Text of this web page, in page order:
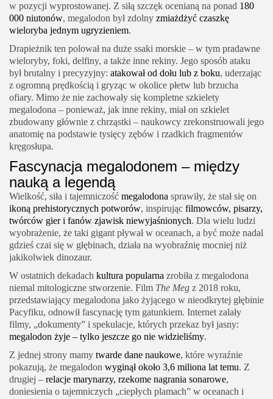
w pozycji wyprostowanej. Z siłą szczęk ocenianą na ponad 180
000 niutonów, megalodon był zdolny zmiażdżyć czaszkę
wieloryba jednym ugryzieniem.
Drapieżnik ten polował na duże ssaki morskie – w tym pradawne
wieloryby, foki, delfiny, a także inne rekiny. Jego sposób ataku
był brutalny i precyzyjny: atakował od dołu lub z boku, uderzając
z ogromną prędkością i gryząc w okolice płetw lub brzucha
ofiary. Mimo że nie zachowały się kompletne szkielety
megalodona – ponieważ, jak inne rekiny, miał on szkielet
zbudowany głównie z chrząstki – naukowcy zrekonstruowali jego
anatomię na podstawie tysięcy zębów i rzadkich fragmentów
kręgosłupa.
Fascynacja megalodonem – między
nauką a legendą
Wielkość, siła i tajemniczość megalodona sprawiły, że stał się on
ikoną prehistorycznych potworów, inspirując filmowców, pisarzy,
twórców gier i fanów zjawisk niewyjaśnionych. Dla wielu ludzi
wyobrażenie, że taki gigant pływał w oceanach, a być może nadal
gdzieś czai się w głębinach, działa na wyobraźnię mocniej niż
jakikolwiek dinozaur.
W ostatnich dekadach kultura popularna zrobiła z megalodona
niemal mitologiczne stworzenie. Film The Meg z 2018 roku,
przedstawiający megalodona jako żyjącego w nieodkrytej głębinie
Pacyfiku, odnowił fascynację tym gatunkiem. Internet zalały
filmy, „dokumenty” i spekulacje, których przekaz był jasny:
megalodon żyje – tylko jeszcze go nie widzieliśmy.
Z jednej strony mamy twarde dane naukowe, które wyraźnie
pokazują, że megalodon wyginął około 3,6 miliona lat temu. Z
drugiej – relacje marynarzy, rzekome nagrania sonarowe,
doniesienia o tajemniczych „ciepłych plamach” w oceanach i